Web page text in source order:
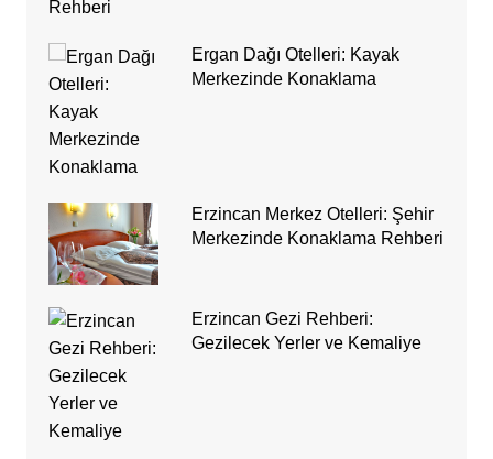
Ergan Dağı Otelleri: Kayak
Merkezinde Konaklama
Erzincan Merkez Otelleri: Şehir
Merkezinde Konaklama Rehberi
Erzincan Gezi Rehberi:
Gezilecek Yerler ve Kemaliye